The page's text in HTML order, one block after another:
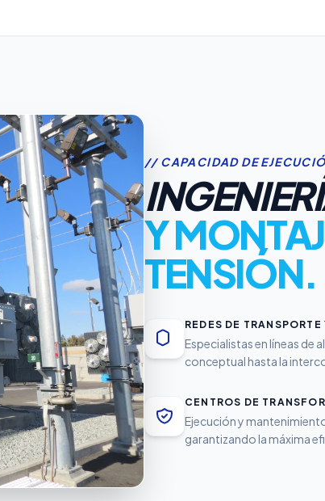
// CAPACIDAD DE
Y
TENSIÓN.
REDES DE
Especialistas en líneas de
conceptual hasta la
CENTROS DE
Ejecución y
garantizando la máxima